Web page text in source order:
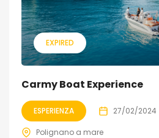
EXPIRED
Carmy Boat Experience
ESPERIENZA 27/02/2024
Polignano a mare